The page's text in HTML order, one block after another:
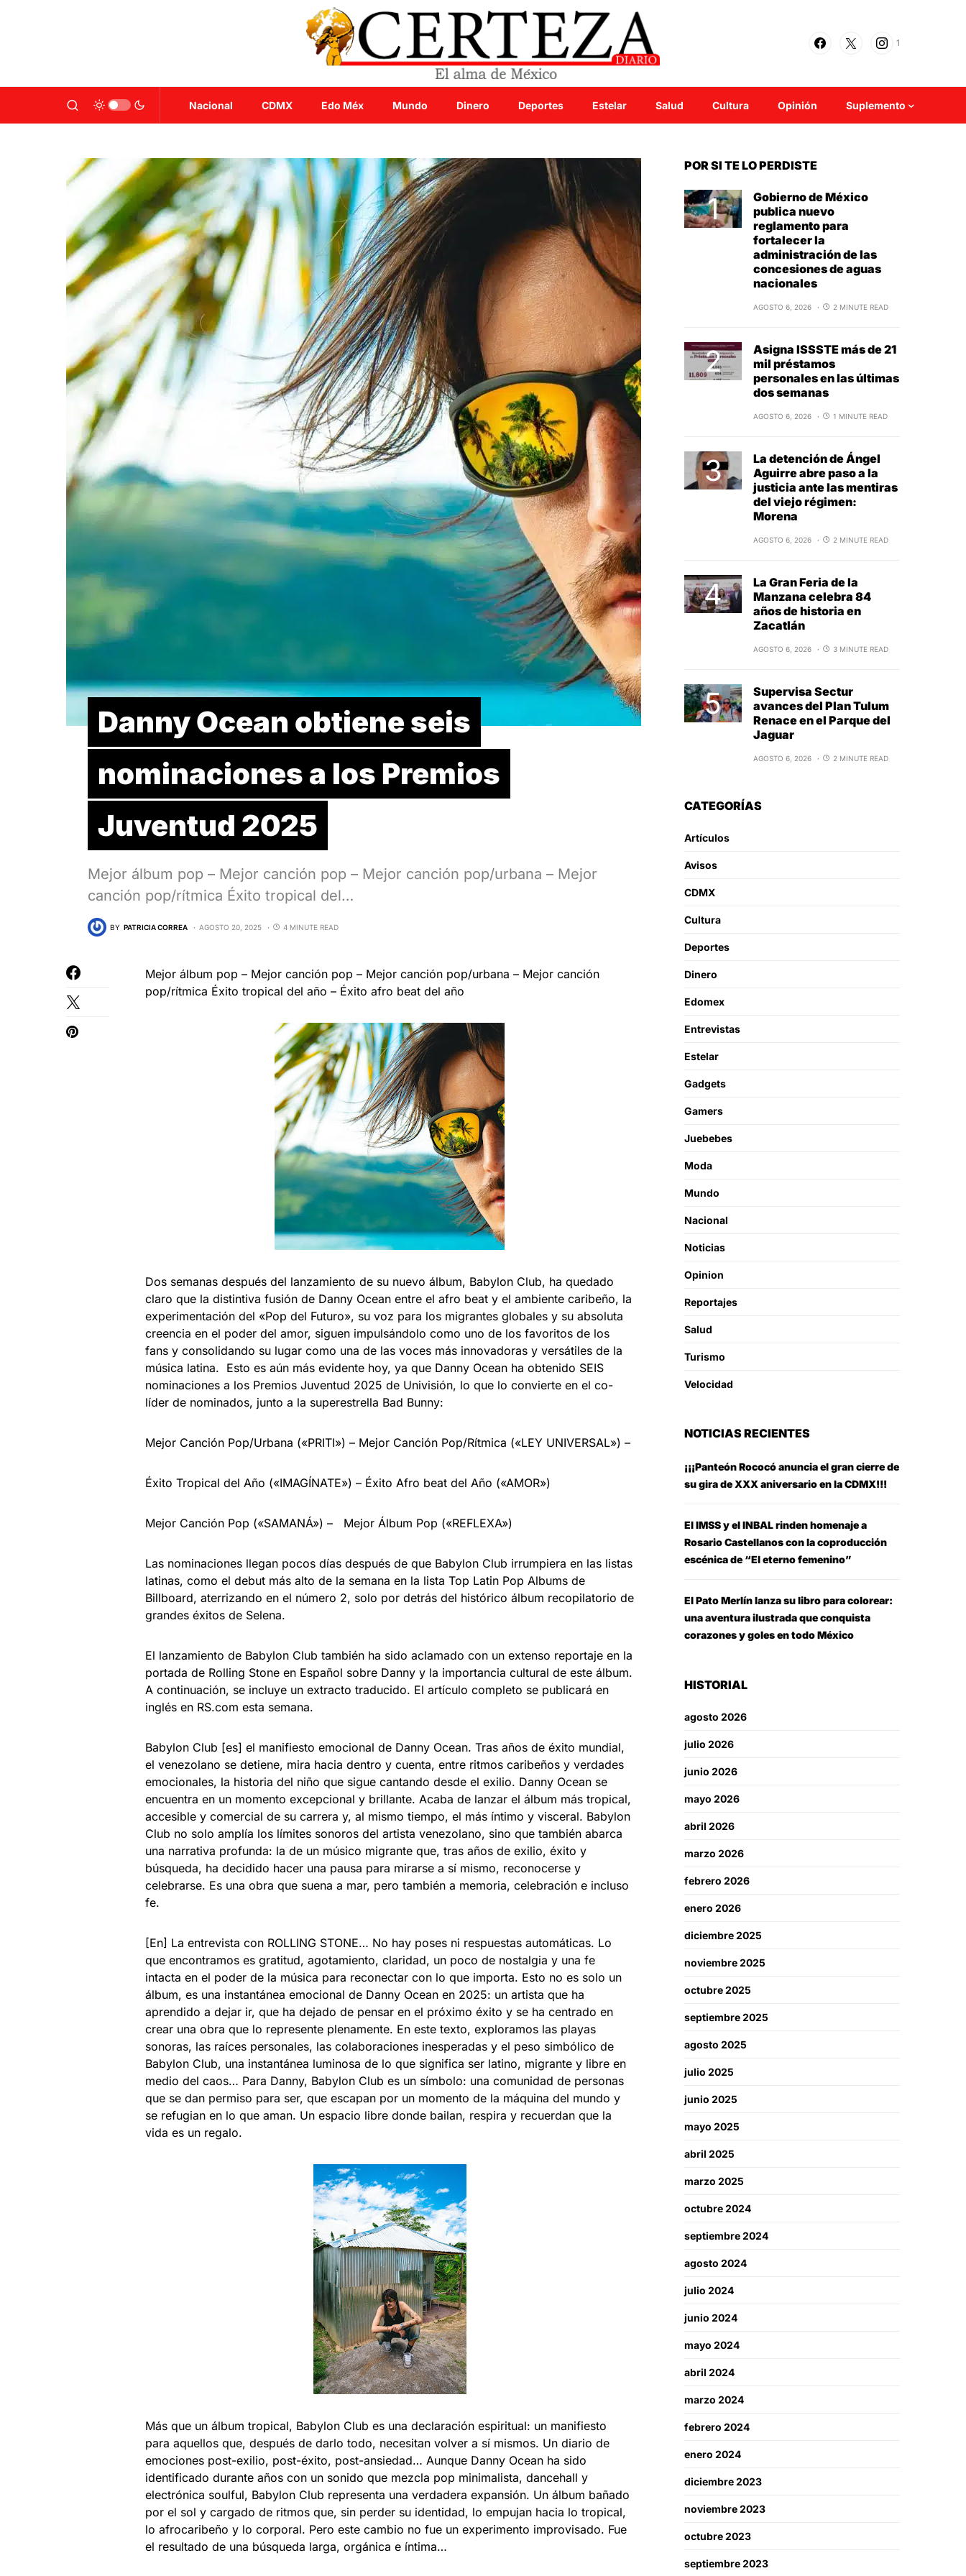
1
Nacional CDMX Edo Méx Mundo Dinero Deportes Estelar Salud Cultura Opinión Suplemento
Danny Ocean obtiene seis
nominaciones a los Premios
Juventud 2025
Mejor álbum pop – Mejor canción pop – Mejor canción pop/urbana – Mejor
canción pop/rítmica Éxito tropical del…
BY PATRICIA CORREA AGOSTO 20, 2025 4 MINUTE READ
Mejor álbum pop – Mejor canción pop – Mejor canción pop/urbana – Mejor canción
pop/rítmica Éxito tropical del año – Éxito afro beat del año
Dos semanas después del lanzamiento de su nuevo álbum, Babylon Club, ha quedado
claro que la distintiva fusión de Danny Ocean entre el afro beat y el ambiente caribeño, la
experimentación del «Pop del Futuro», su voz para los migrantes globales y su absoluta
creencia en el poder del amor, siguen impulsándolo como uno de los favoritos de los
fans y consolidando su lugar como una de las voces más innovadoras y versátiles de la
música latina. Esto es aún más evidente hoy, ya que Danny Ocean ha obtenido SEIS
nominaciones a los Premios Juventud 2025 de Univisión, lo que lo convierte en el co-
líder de nominados, junto a la superestrella Bad Bunny:
Mejor Canción Pop/Urbana («PRITI») – Mejor Canción Pop/Rítmica («LEY UNIVERSAL») –
Éxito Tropical del Año («IMAGÍNATE») – Éxito Afro beat del Año («AMOR»)
Mejor Canción Pop («SAMANÁ») – Mejor Álbum Pop («REFLEXA»)
Las nominaciones llegan pocos días después de que Babylon Club irrumpiera en las listas
latinas, como el debut más alto de la semana en la lista Top Latin Pop Albums de
Billboard, aterrizando en el número 2, solo por detrás del histórico álbum recopilatorio de
grandes éxitos de Selena.
El lanzamiento de Babylon Club también ha sido aclamado con un extenso reportaje en la
portada de Rolling Stone en Español sobre Danny y la importancia cultural de este álbum.
A continuación, se incluye un extracto traducido. El artículo completo se publicará en
inglés en RS.com esta semana.
Babylon Club [es] el manifiesto emocional de Danny Ocean. Tras años de éxito mundial,
el venezolano se detiene, mira hacia dentro y cuenta, entre ritmos caribeños y verdades
emocionales, la historia del niño que sigue cantando desde el exilio. Danny Ocean se
encuentra en un momento excepcional y brillante. Acaba de lanzar el álbum más tropical,
accesible y comercial de su carrera y, al mismo tiempo, el más íntimo y visceral. Babylon
Club no solo amplía los límites sonoros del artista venezolano, sino que también abarca
una narrativa profunda: la de un músico migrante que, tras años de exilio, éxito y
búsqueda, ha decidido hacer una pausa para mirarse a sí mismo, reconocerse y
celebrarse. Es una obra que suena a mar, pero también a memoria, celebración e incluso
fe.
[En] La entrevista con ROLLING STONE… No hay poses ni respuestas automáticas. Lo
que encontramos es gratitud, agotamiento, claridad, un poco de nostalgia y una fe
intacta en el poder de la música para reconectar con lo que importa. Esto no es solo un
álbum, es una instantánea emocional de Danny Ocean en 2025: un artista que ha
aprendido a dejar ir, que ha dejado de pensar en el próximo éxito y se ha centrado en
crear una obra que lo represente plenamente. En este texto, exploramos las playas
sonoras, las raíces personales, las colaboraciones inesperadas y el peso simbólico de
Babylon Club, una instantánea luminosa de lo que significa ser latino, migrante y libre en
medio del caos… Para Danny, Babylon Club es un símbolo: una comunidad de personas
que se dan permiso para ser, que escapan por un momento de la máquina del mundo y
se refugian en lo que aman. Un espacio libre donde bailan, respira y recuerdan que la
vida es un regalo.
Más que un álbum tropical, Babylon Club es una declaración espiritual: un manifiesto
para aquellos que, después de darlo todo, necesitan volver a sí mismos. Un diario de
emociones post-exilio, post-éxito, post-ansiedad… Aunque Danny Ocean ha sido
identificado durante años con un sonido que mezcla pop minimalista, dancehall y
electrónica soulful, Babylon Club representa una verdadera expansión. Un álbum bañado
por el sol y cargado de ritmos que, sin perder su identidad, lo empujan hacia lo tropical,
lo afrocaribeño y lo corporal. Pero este cambio no fue un experimento improvisado. Fue
el resultado de una búsqueda larga, orgánica e íntima…
POR SI TE LO PERDISTE
Gobierno de México
publica nuevo
reglamento para
fortalecer la
administración de las
concesiones de aguas
nacionales
AGOSTO 6, 2026 2 MINUTE READ
Asigna ISSSTE más de 21
mil préstamos
personales en las últimas
dos semanas
AGOSTO 6, 2026 1 MINUTE READ
La detención de Ángel
Aguirre abre paso a la
justicia ante las mentiras
del viejo régimen:
Morena
AGOSTO 6, 2026 2 MINUTE READ
La Gran Feria de la
Manzana celebra 84
años de historia en
Zacatlán
AGOSTO 6, 2026 3 MINUTE READ
Supervisa Sectur
avances del Plan Tulum
Renace en el Parque del
Jaguar
AGOSTO 6, 2026 2 MINUTE READ
CATEGORÍAS
Artículos
Avisos
CDMX
Cultura
Deportes
Dinero
Edomex
Entrevistas
Estelar
Gadgets
Gamers
Juebebes
Moda
Mundo
Nacional
Noticias
Opinion
Reportajes
Salud
Turismo
Velocidad
NOTICIAS RECIENTES
¡¡¡Panteón Rococó anuncia el gran cierre de
su gira de XXX aniversario en la CDMX!!!
El IMSS y el INBAL rinden homenaje a
Rosario Castellanos con la coproducción
escénica de “El eterno femenino”
El Pato Merlín lanza su libro para colorear:
una aventura ilustrada que conquista
corazones y goles en todo México
HISTORIAL
agosto 2026
julio 2026
junio 2026
mayo 2026
abril 2026
marzo 2026
febrero 2026
enero 2026
diciembre 2025
noviembre 2025
octubre 2025
septiembre 2025
agosto 2025
julio 2025
junio 2025
mayo 2025
abril 2025
marzo 2025
octubre 2024
septiembre 2024
agosto 2024
julio 2024
junio 2024
mayo 2024
abril 2024
marzo 2024
febrero 2024
enero 2024
diciembre 2023
noviembre 2023
octubre 2023
septiembre 2023